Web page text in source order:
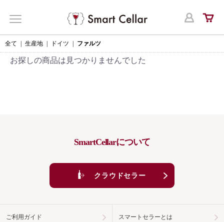
ロ
全て 生産地 ドイツ ファルツ
お探しの商品は見つかりませんでした
SmartCellarについて
クラウドセラー
ご利用ガイド スマートセラーとは